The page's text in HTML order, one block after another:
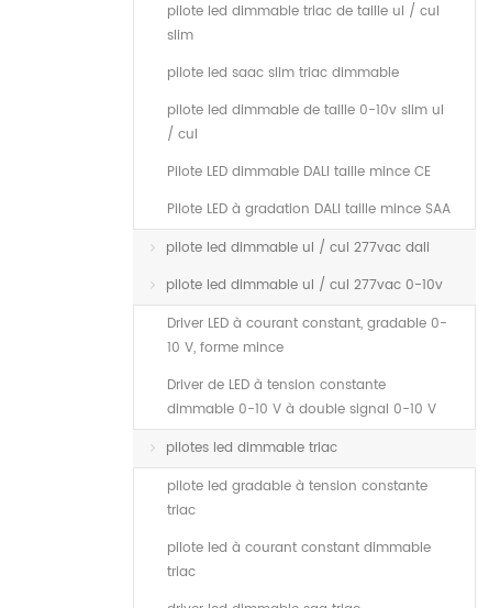
pilote led dimmable triac de taille ul / cul
slim
pilote led saac slim triac dimmable
pilote led dimmable de taille 0-10v slim ul
/ cul
Pilote LED dimmable DALI taille mince CE
Pilote LED à gradation DALI taille mince SAA
pilote led dimmable ul / cul 277vac dali
pilote led dimmable ul / cul 277vac 0-10v
Driver LED à courant constant, gradable 0-
10 V, forme mince
Driver de LED à tension constante
dimmable 0-10 V à double signal 0-10 V
pilotes led dimmable triac
pilote led gradable à tension constante
triac
pilote led à courant constant dimmable
triac